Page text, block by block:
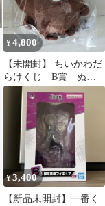
¥4,800
【未開封】 ちいかわだ
らけくじ B賞 ぬい
ぐるみ チョコ
¥3,400
【新品未開封】一番く